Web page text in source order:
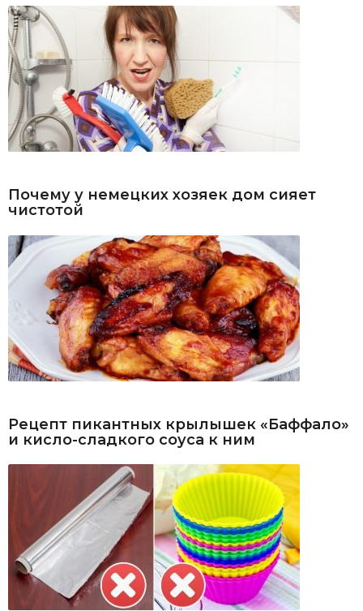
Почему у немецких хозяек дом сияет
чистотой
Рецепт пикантных крылышек «Баффало»
и кисло-сладкого соуса к ним